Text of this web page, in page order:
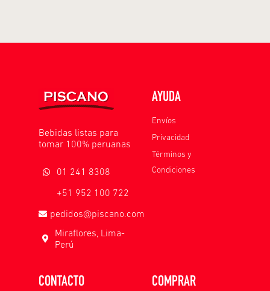
Bebidas listas para
tomar 100% peruanas
01 241 8308
+51 952 100 722
pedidos@piscano.com
Miraflores, Lima-
Perú
AYUDA
Envíos
Privacidad
Términos y
Condiciones
CONTACTO COMPRAR